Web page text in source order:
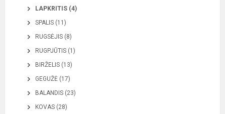
LAPKRITIS (4)
SPALIS (11)
RUGSĖJIS (8)
RUGPJŪTIS (1)
BIRŽELIS (13)
GEGUŽĖ (17)
BALANDIS (23)
KOVAS (28)